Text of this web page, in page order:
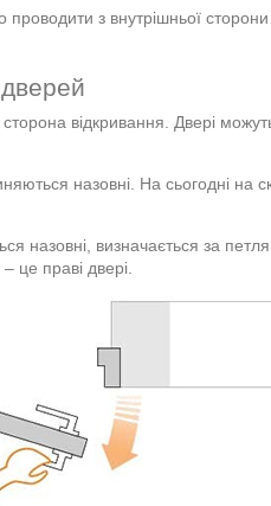
з внутрішньої
дверей
відкривання. Двері
назовні. На сьогодні на
назовні, визначається за
це праві двері.